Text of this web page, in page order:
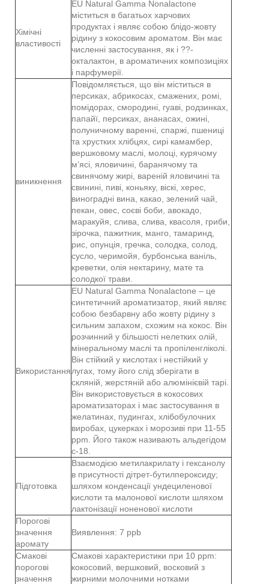
Хімічні
властивості
EU Natural Gamma Nonalactone
міститься в багатьох харчових
продуктах і являє собою блідо-жовту
рідину з кокосовим ароматом. Він має
численні застосування, як і ??-
окталактон, в ароматичних композиціях
і парфумерії.
виникнення
Повідомляється, що він міститься в
персиках, абрикосах, смажених, ромі,
помідорах, смородині, гуаві, родзинках,
папайї, персиках, ананасах, ожині,
полуничному варенні, спаржі, пшениці
та хрустких хлібцях, сирі камамбер,
вершковому маслі, молоці, курячому
м’ясі, яловичині, баранячому та
свинячому жирі, вареній яловичині та
свинині, пиві, коньяку, віскі, херес,
виноградні вина, какао, зелений чай,
пекан, овес, соєві боби, авокадо,
маракуйя, слива, слива, квасоля, гриби,
зірочка, пажитник, манго, тамаринд,
рис, опунція, гречка, солодка, солод,
сусло, черимойя, бурбонська ваніль,
креветки, олія нектарину, мате та
солодкої трави.
Використання
EU Natural Gamma Nonalactone – це
синтетичний ароматизатор, який являє
собою безбарвну або жовту рідину з
сильним запахом, схожим на кокос. Він
розчинний у більшості нелетких олій,
мінеральному маслі та пропіленгліколі.
Він стійкий у кислотах і нестійкий у
лугах, тому його слід зберігати в
скляній, жерстяній або алюмінієвій тарі.
Він використовується в кокосових
ароматизаторах і має застосування в
желатинах, пудингах, хлібобулочних
виробах, цукерках і морозиві при 11-55
ppm. Його також називають альдегідом
c-18.
Підготовка
Взаємодією метилакрилату і гексанолу
в присутності дітрет-бутилпероксиду;
шляхом конденсації ундециленової
кислоти та малонової кислоти шляхом
лактонізації ноненової кислоти
Порогові
значення
аромату
Виявлення: 7 ppb
Смакові
порогові
значення
Смакові характеристики при 10 ppm:
кокосовий, вершковий, восковий з
жирними молочними нотками